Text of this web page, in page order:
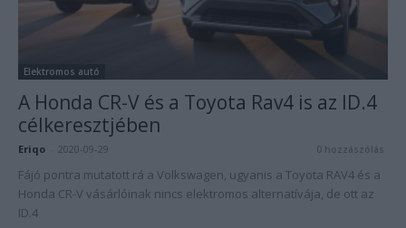
Elektromos autó
A Honda CR-V és a Toyota Rav4 is az ID.4
célkeresztjében
Eriqo 2020-09-29 0 hozzászólás
Fájó pontra mutatott rá a Volkswagen, ugyanis a Toyota RAV4 és a
Honda CR-V vásárlóinak nincs elektromos alternatívája, de ott az
ID.4